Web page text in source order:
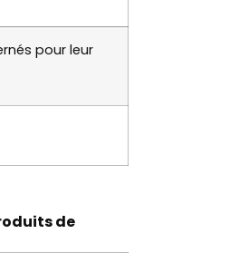
pour leur
de